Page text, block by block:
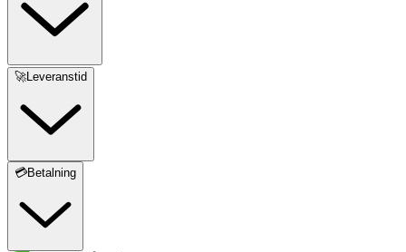
🚀Leveranstid
💳Betalning